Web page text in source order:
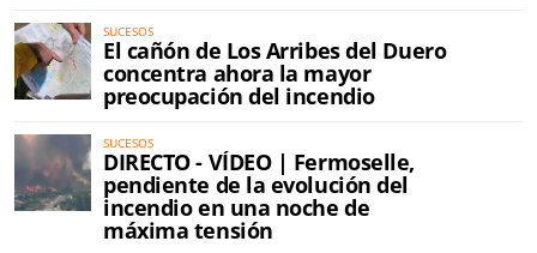
SUCESOS
El cañón de Los Arribes del Duero
concentra ahora la mayor
preocupación del incendio
SUCESOS
DIRECTO - VÍDEO | Fermoselle,
pendiente de la evolución del
incendio en una noche de
máxima tensión